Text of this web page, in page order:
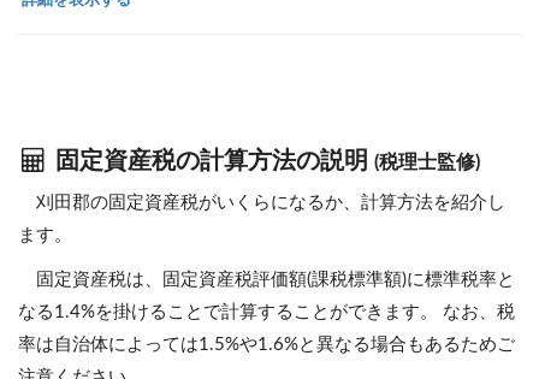
固定資産税の計算方法の説明 (税理士監修)
刈田郡の固定資産税がいくらになるか、計算方法を紹介し
ます。
固定資産税は、固定資産税評価額(課税標準額)に標準税率と
なる1.4%を掛けることで計算することができます。 なお、税
率は自治体によっては1.5%や1.6%と異なる場合もあるためご